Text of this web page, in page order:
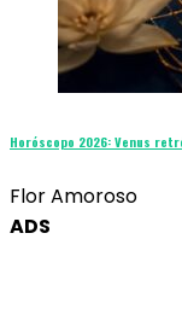
Horóscopo 2026: Venus
Flor Amoroso
ADS